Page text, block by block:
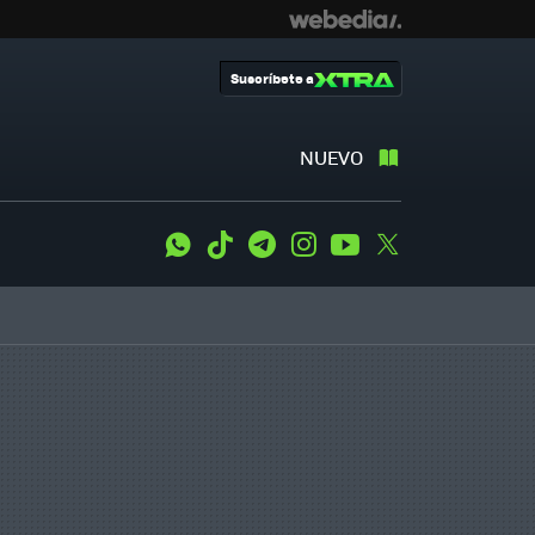
NUEVO
Suscríbete a
WhatsApp
Tiktok TelegramInstagramYoutube